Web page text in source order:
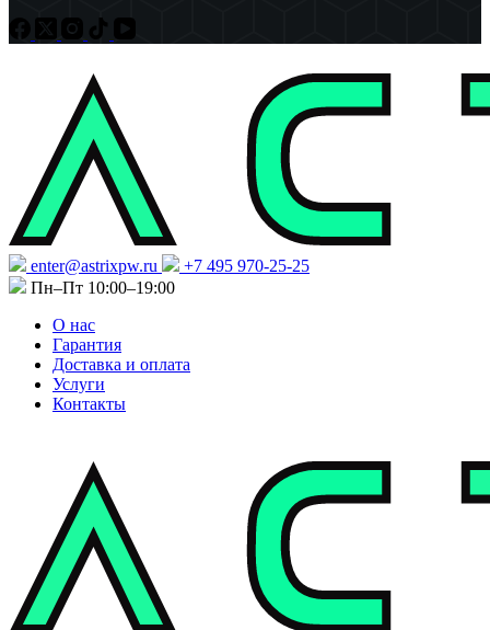
enter@astrixpw.ru
+7 495 970-25-25
Пн–Пт 10:00–19:00
О нас
Гарантия
Доставка и оплата
Услуги
Контакты